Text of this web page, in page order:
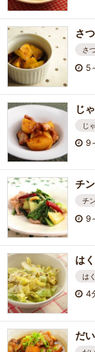
さ
さ
5
じ
じ
9
チ
チ
9
は
は
4
だ